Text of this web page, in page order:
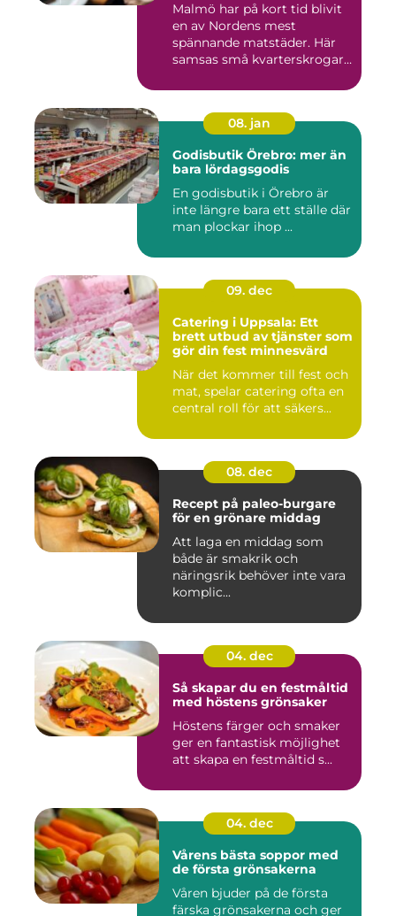
Malmö har på kort tid blivit
en av Nordens mest
spännande matstäder. Här
samsas små kvarterskrogar
08. jan
Godisbutik Örebro: mer än
bara lördagsgodis
En godisbutik i Örebro är
inte längre bara ett ställe där
man plockar ihop ...
09. dec
Catering i Uppsala: Ett
brett utbud av tjänster som
gör din fest minnesvärd
När det kommer till fest och
mat, spelar catering ofta en
central roll för att säkers...
08. dec
Recept på paleo-burgare
för en grönare middag
Att laga en middag som
både är smakrik och
näringsrik behöver inte vara
komplic...
04. dec
Så skapar du en festmåltid
med höstens grönsaker
Höstens färger och smaker
ger en fantastisk möjlighet
att skapa en festmåltid s...
04. dec
Vårens bästa soppor med
de första grönsakerna
Våren bjuder på de första
färska grönsakerna och ger